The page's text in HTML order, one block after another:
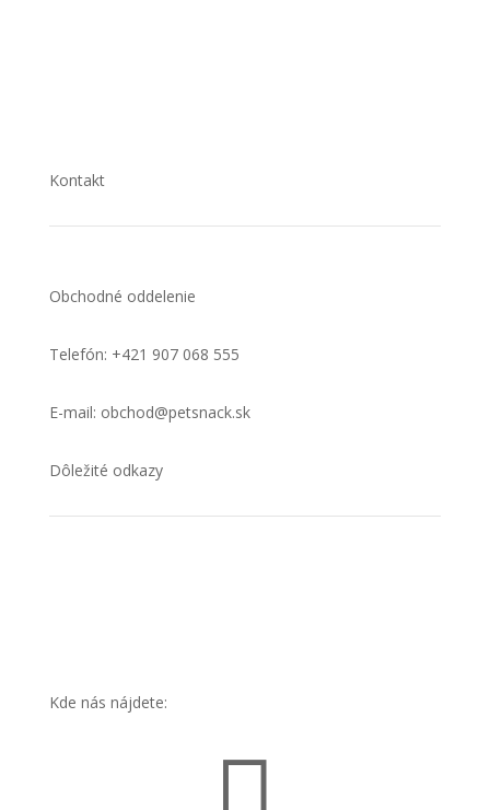
Kontakt
Obchodné oddelenie
Telefón: +421 907 068 555
E-mail: obchod@petsnack.sk
Dôležité odkazy
Kde nás nájdete: